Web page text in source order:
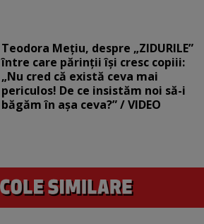
Teodora Mețiu, despre „ZIDURILE”
între care părinții își cresc copiii:
„Nu cred că există ceva mai
periculos! De ce insistăm noi să-i
băgăm în așa ceva?” / VIDEO